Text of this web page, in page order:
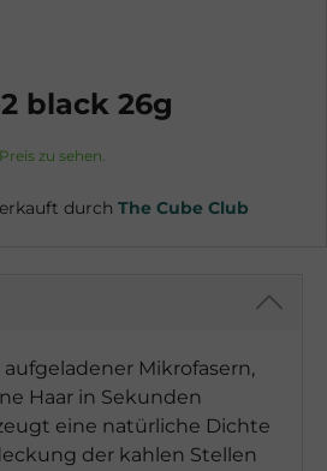
black 26g
zu sehen.
durch The Cube Club
Mikrofasern,
Haar in Sekunden
eine natürliche Dichte
der kahlen Stellen